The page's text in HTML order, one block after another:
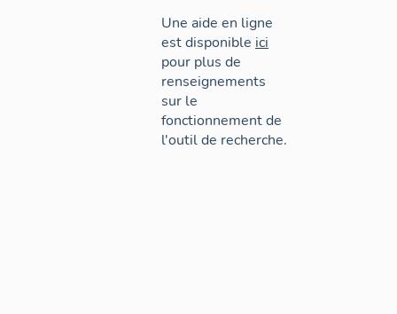
Une aide en ligne
est disponible ici
pour plus de
renseignements
sur le
fonctionnement de
l'outil de recherche.